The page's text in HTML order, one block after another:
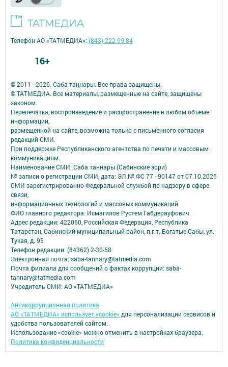
© 2011 - 2026. Саба таңнары. Все права защищены.
© ТАТМЕДИА. Все материалы, размещенные на сайте, защищены
законом.
Перепечатка, воспроизведение и распространение в любом объеме
информации,
размещенной на сайте, возможна только с письменного согласия
редакций СМИ.
При поддержке Республиканского агентства по печати и массовым
коммуникациям.
Наименование СМИ: Саба таннары (Сабинские зори)
№ записи о регистрации СМИ, дата: ЭЛ № ФС 77 - 90147 от 07.10.2025
СМИ зарегистрированно Федеральной службой по надзору в сфере
связи,
информационных технологий и массовых коммуникаций
ФИО главного редактора: Исмагилов Рустем Габдерауфович
Адрес редакции: 422060, Российская Федерация, Республика
Татарстан, Сабинский муниципальный район, п.г.т. Богатые Сабы, ул.
Тукая, д. 95
Телефон редакции: (84362) 2-30-58
Электронная почта: saba-tannary@tatmedia.com
Почта филиала для сообщений о фактах коррупции: saba-
tannary@tatmedia.com
Учредитель СМИ: АО «ТАТМЕДИА»
Антикоррупционная политика
АО «ТАТМЕДИА» использует «cookie» для персонализации сервисов и
удобства пользователей сайтом.
Использование «cookie» можно отменить в настройках браузера.
Политика конфиденциальности
Телефон АО «ТАТМЕДИА»:(843) 222 09 84
16+